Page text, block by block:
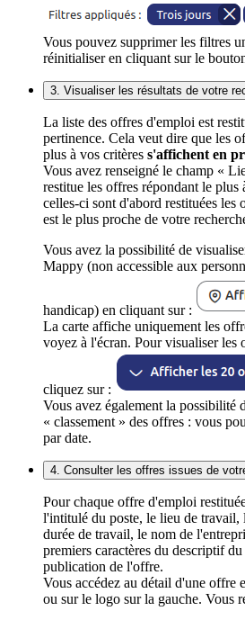
Vous pouvez supprimer les filtres
réinitialiser en cliquant sur le
3. Visualiser les résultats de votre
La liste des offres d'emploi est
pertinence. Cela veut dire que les
plus à vos critères s'affichent en
Vous avez renseigné le champ «
restitue les offres répondant le plus
celles-ci sont d'abord restituées les
est le plus proche de votre
Vous avez la possibilité de
Mappy (non accessible aux
handicap) en cliquant sur :
La carte affiche uniquement les
voyez à l'écran. Pour visualiser les
cliquez sur :
Vous avez également la possibilité
« classement » des offres : vous
par date.
4. Consulter les offres issues de
Pour chaque offre d'emploi
l'intitulé du poste, le lieu de travail,
durée de travail, le nom de
premiers caractères du descriptif
publication de l'offre.
Vous accédez au détail d'une offre
ou sur le logo sur la gauche. Vous